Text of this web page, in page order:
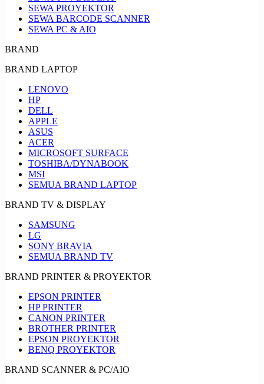
SEWA PROYEKTOR
SEWA BARCODE SCANNER
SEWA PC & AIO
BRAND
BRAND LAPTOP
LENOVO
HP
DELL
APPLE
ASUS
ACER
MICROSOFT SURFACE
TOSHIBA/DYNABOOK
MSI
SEMUA BRAND LAPTOP
BRAND TV & DISPLAY
SAMSUNG
LG
SONY BRAVIA
SEMUA BRAND TV
BRAND PRINTER & PROYEKTOR
EPSON PRINTER
HP PRINTER
CANON PRINTER
BROTHER PRINTER
EPSON PROYEKTOR
BENQ PROYEKTOR
BRAND SCANNER & PC/AIO